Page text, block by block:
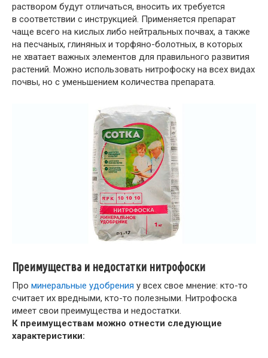
раствором будут отличаться, вносить их требуется
в соответствии с инструкцией. Применяется препарат
чаще всего на кислых либо нейтральных почвах, а также
на песчаных, глиняных и торфяно-болотных, в которых
не хватает важных элементов для правильного развития
растений. Можно использовать нитрофоску на всех видах
почвы, но с уменьшением количества препарата.
Преимущества и недостатки нитрофоски
Про минеральные удобрения у всех свое мнение: кто-то
считает их вредными, кто-то полезными. Нитрофоска
имеет свои преимущества и недостатки.
К преимуществам можно отнести следующие
характеристики: